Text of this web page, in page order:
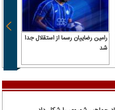
رامین رضاییان رسما از استقلال جدا
شد